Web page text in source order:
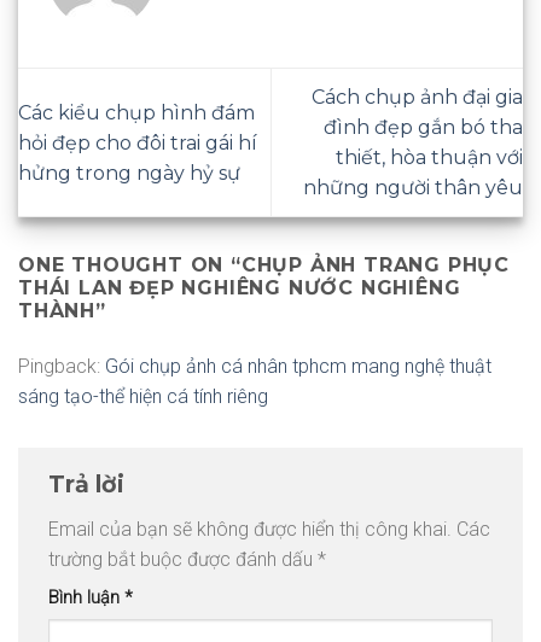
Các kiểu chụp hình đám
hỏi đẹp cho đôi trai gái hí
hửng trong ngày hỷ sự
Cách chụp ảnh đại gia
đình đẹp gắn bó tha
thiết, hòa thuận với
những người thân yêu
ONE THOUGHT ON “CHỤP ẢNH TRANG PHỤC
THÁI LAN ĐẸP NGHIÊNG NƯỚC NGHIÊNG
THÀNH ”
Pingback: Gói chụp ảnh cá nhân tphcm mang nghệ thuật
sáng tạo-thể hiện cá tính riêng
Trả lời
Email của bạn sẽ không được hiển thị công khai. Các
trường bắt buộc được đánh dấu *
Bình luận *